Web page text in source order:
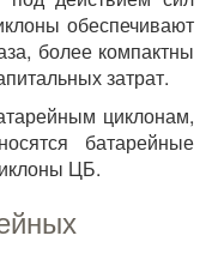
обеспечивают
более компактны
затрат.
циклонам,
батарейные
ЦБ.